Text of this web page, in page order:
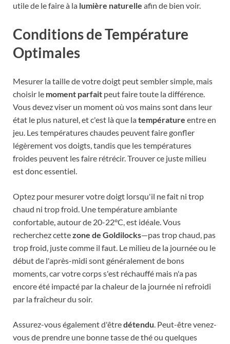
utile de le faire à la lumière naturelle afin de bien voir.
Conditions de Température
Optimales
Mesurer la taille de votre doigt peut sembler simple, mais
choisir le moment parfait peut faire toute la différence.
Vous devez viser un moment où vos mains sont dans leur
état le plus naturel, et c'est là que latempérature entre en
jeu. Les températures chaudes peuvent faire gonfler
légèrement vos doigts, tandis que les températures
froides peuvent les faire rétrécir. Trouver ce juste milieu
est donc essentiel.
Optez pour mesurer votre doigt lorsqu'il ne fait ni trop
chaud ni trop froid. Une température ambiante
confortable, autour de 20-22°C, est idéale. Vous
recherchez cettezone de Goldilocks—pas trop chaud, pas
trop froid, juste comme il faut. Le milieu de la journée ou le
début de l'après-midi sont généralement de bons
moments, car votre corps s'est réchauffé mais n'a pas
encore été impacté par la chaleur de la journée ni refroidi
par la fraîcheur du soir.
Assurez-vous également d'êtredétendu. Peut-être venez-
vous de prendre une bonne tasse de thé ou quelques